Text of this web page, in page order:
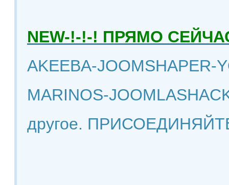
NEW-!-!-! ПРЯМО
AKEEBA-JOOMSHAPER-
MARINOS-
другое.